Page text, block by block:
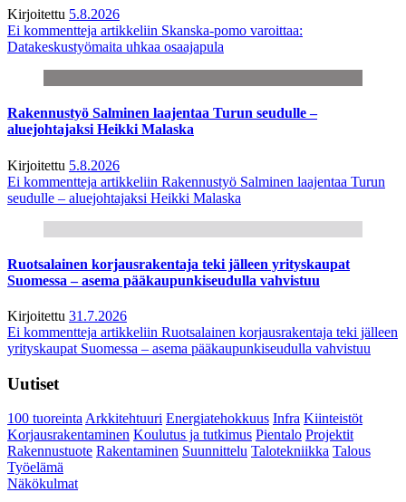
Kirjoitettu 5.8.2026
Ei kommentteja artikkeliin Skanska-pomo varoittaa:
Datakeskustyömaita uhkaa osaajapula
Rakennustyö Salminen laajentaa Turun seudulle –
aluejohtajaksi Heikki Malaska
Kirjoitettu 5.8.2026
Ei kommentteja artikkeliin Rakennustyö Salminen laajentaa Turun
seudulle – aluejohtajaksi Heikki Malaska
Ruotsalainen korjausrakentaja teki jälleen yrityskaupat
Suomessa – asema pääkaupunkiseudulla vahvistuu
Kirjoitettu 31.7.2026
Ei kommentteja artikkeliin Ruotsalainen korjausrakentaja teki jälleen
yrityskaupat Suomessa – asema pääkaupunkiseudulla vahvistuu
Uutiset
100 tuoreintaArkkitehtuuri Energiatehokkuus Infra Kiinteistöt
Korjausrakentaminen Koulutus ja tutkimus Pientalo Projektit
Rakennustuote Rakentaminen Suunnittelu Talotekniikka Talous
Työelämä
Näkökulmat